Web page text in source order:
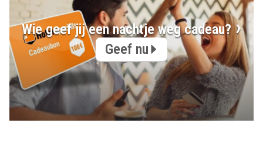
Wie geef jij een nachtje weg cadeau?
Geef nu